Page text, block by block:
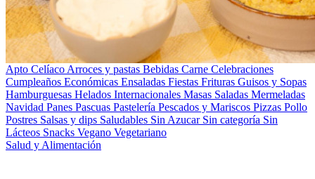
Apto Celíaco Arroces y pastas Bebidas Carne Celebraciones
Cumpleaños Económicas Ensaladas Fiestas Frituras Guisos y Sopas
Hamburguesas Helados Internacionales Masas Saladas Mermeladas
Navidad Panes Pascuas Pastelería Pescados y Mariscos Pizzas Pollo
Postres Salsas y dips Saludables Sin Azucar Sin categoría Sin
Lácteos Snacks Vegano Vegetariano
Salud y Alimentación